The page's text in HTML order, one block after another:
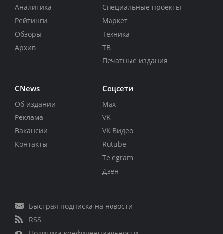
Аналитика
Рейтинги
Обзоры
Архив
Специальные проекты
Маркет
Техника
ТВ
Печатные издания
CNews
Об издании
Реклама
Вакансии
Контакты
Соцсети
Max
VK
VK Видео
Rutube
Telegram
Дзен
Быстрая подписка на новости
RSS